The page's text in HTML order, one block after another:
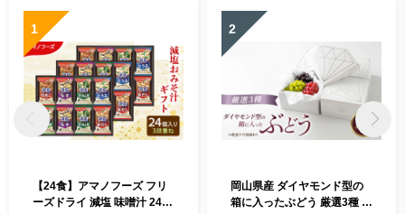
1
【24食】アマノフーズ フリ
ーズドライ 減塩 味噌汁 24食
2
岡山県産 ダイヤモンド型の
箱に入ったぶどう 厳選3種 約